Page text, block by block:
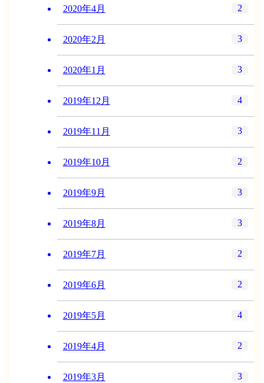
2020年4月 2
2020年2月 3
2020年1月 3
2019年12月 4
2019年11月 3
2019年10月 2
2019年9月 3
2019年8月 3
2019年7月 2
2019年6月 2
2019年5月 4
2019年4月 2
2019年3月 3